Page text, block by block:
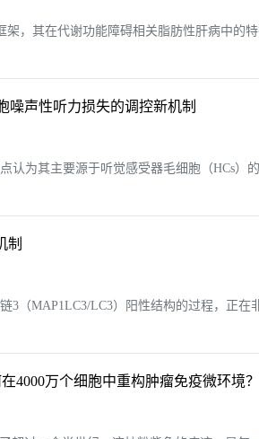
，其在代谢功能障碍相关脂肪性肝病中的
噪声性听力损失的调控新机制
为其主要源于听觉感受器毛细胞（HCs）
制
3（MAP1LC3/LC3）阳性结构的过程，正
4000万个细胞中重构肿瘤免疫微环境？